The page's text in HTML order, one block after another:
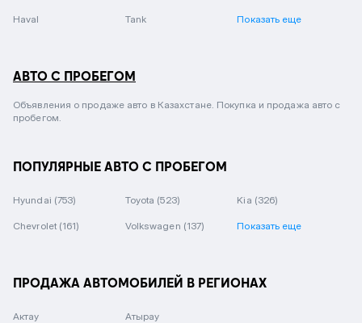
Haval Tank Показать еще
АВТО С ПРОБЕГОМ
Объявления о продаже авто в Казахстане. Покупка и продажа авто с
пробегом.
ПОПУЛЯРНЫЕ АВТО С ПРОБЕГОМ
Hyundai (753) Toyota (523) Kia (326)
Chevrolet (161) Volkswagen (137) Показать еще
ПРОДАЖА АВТОМОБИЛЕЙ В РЕГИОНАХ
Актау Атырау